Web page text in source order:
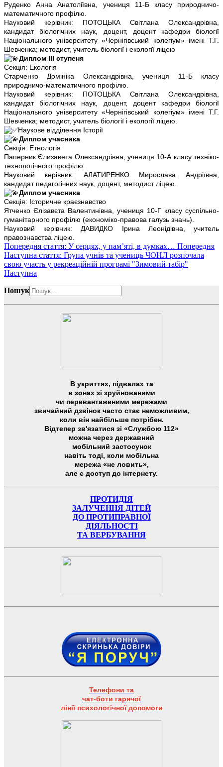
Руденко Анна Анатоліївна, учениця 11-Б класу природничо-
математичного профілю.
Науковий керівник: ПОТОЦЬКА Світлана Олександрівна,
кандидат біологічних наук, доцент, доцент кафедри біології
Національного університету «Чернігівський колегіум» імені Т.Г.
Шевченка; методист, учитель біології і екології ліцею
Диплом ІІІ ступеня
Секція: Екологія
Старченко Домініка Олександрівна, учениця 11-Б класу
природничо-математичного профілю.
Науковий керівник: ПОТОЦЬКА Світлана Олександрівна,
кандидат біологічних наук, доцент, доцент кафедри біології
Національного університету «Чернігівський колегіум» імені Т.Г.
Шевченка; методист, учитель біології і екології ліцею.
Наукове відділення Історії
Диплом учасника
Секція: Етнологія
Паперник Єлизавета Олександрівна, учениця 10-А класу техніко-
технологічного профілю.
Науковий керівник: АЛАТИРЕНКО Мирослава Андріївна,
кандидат педагогічних наук, доцент, методист ліцею.
Диплом учасника
Секція: Історичне краєзнавство
Ятченко Єлізавєта Валентинівна, учениця 10-Г класу суспільно-
гуманітарного профілю (економіко-правова галузь знань).
Науковий керівник: ДАВИДКО Ірина Леонідівна, учитель
правознавства ліцею.
Попередня стаття: У серцях, у памʼяті, в думках… Попередня
Наступна стаття: Група учнів та учениць ЧОНЛ розпочала
свою участь у рекреаційній програмі "Зимовий табір"
Наступна
Пошук
В укриттях, підвалах та
в зонах зі зруйнованими
чи перевантаженими мережами
звичайний дзвінок часто стає неможливим,
коли він найбільше потрібен.
Відтепер зв'язатися зі «Службою 112»
можна через державний
мобільний застосунок
навіть тоді, коли мобільна
мережа «не ловить»,
але є доступ до інтернету.
ПРОТИДІЯ
ЗАЛУЧЕННЯ ДІТЕЙ
ДО ПРОТИПРАВНОЇ
ДІЯЛЬНОСТІ
ТА ВЕРБУВАННЯ
Телефони та
чат-боти гарячої
лінії психологічної допомоги